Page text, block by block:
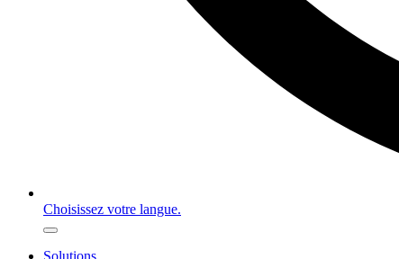
Choisissez votre langue.
Solutions